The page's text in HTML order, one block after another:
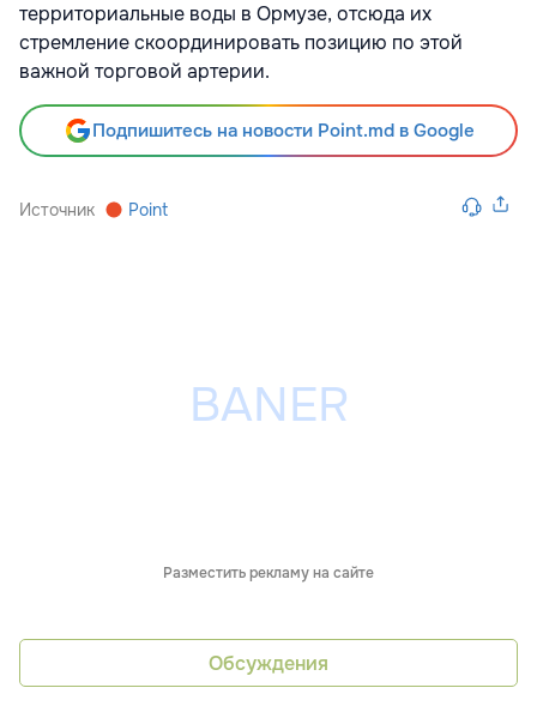
территориальные воды в Ормузе, отсюда их
стремление скоординировать позицию по этой
важной торговой артерии.
Подпишитесь на новости Point.md в Google
Источник Point
Разместить рекламу на сайте
Обсуждения